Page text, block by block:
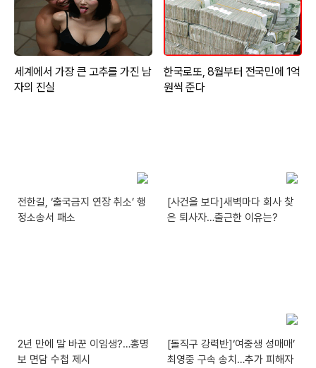
전한길, ‘출국금지 연장 취소’ 행
정소송서 패소
[사건을 보다]새벽마다 회사 찾
은 퇴사자…출근한 이유는?
2년 만에 말 바꾼 이임생?…홍명
보 면담 수첩 제시
[돌직구 강력반]‘여중생 성매매’
최영중 구속 송치…추가 피해자